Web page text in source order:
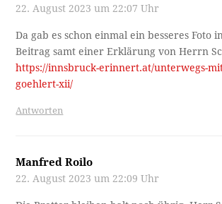
22. August 2023 um 22:07 Uhr
Da gab es schon einmal ein besseres Foto
Beitrag samt einer Erklärung von Herrn
https://innsbruck-erinnert.at/unterwegs-
goehlert-xii/
Antworten
Manfred Roilo
22. August 2023 um 22:09 Uhr